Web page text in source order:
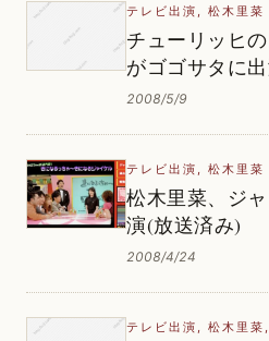
テレビ出演 , 松木里菜
チューリッヒ
がゴゴサタに
2008/5/9
テレビ出演 , 松木里菜
松木里菜、ジ
演(放送済み)
2008/4/24
テレビ出演 , 松木里菜 ,